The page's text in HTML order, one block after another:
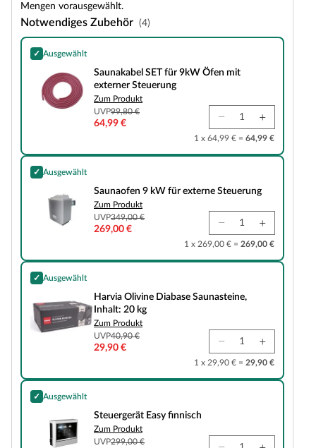
Mengen vorausgewählt.
Notwendiges Zubehör (4)
✓ Ausgewählt
Saunakabel SET für 9kW Öfen mit externer Steuerung
Saunakabel SET für 9kW Öfen mit
externer Steuerung
Zum Produkt
UVP99,80 €
64,99 €
1 x 64,99 € = 64,99 €
✓ Ausgewählt
Saunaofen 9 kW für externe Steuerung
Saunaofen 9 kW für externe Steuerung
Zum Produkt
UVP349,00 €
269,00 €
1 x 269,00 € = 269,00 €
✓ Ausgewählt
Harvia Olivine Diabase Saunasteine, Inhalt: 20 kg
Harvia Olivine Diabase Saunasteine,
Inhalt: 20 kg
Zum Produkt
UVP40,90 €
29,90 €
1 x 29,90 € = 29,90 €
✓ Ausgewählt
Steuergerät Easy finnisch
Steuergerät Easy finnisch
Zum Produkt
UVP299,00 €